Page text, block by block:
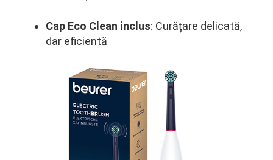
Cap Eco Clean inclus: Curățare delicată,
dar eficientă